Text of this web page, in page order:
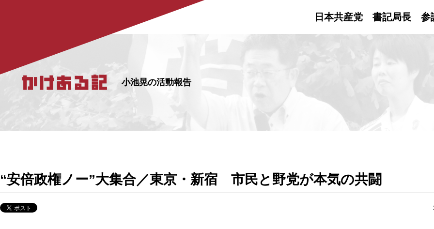
日本共産党 書記局長 参
小池晃の活動報告
“安倍政権ノー”大集合／東京・新宿 市民と野党が本気の共闘